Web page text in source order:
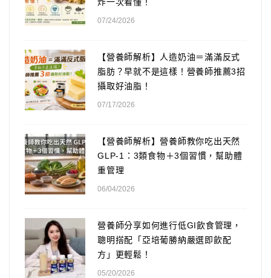
07/24/2026
【營養師解析】人造奶油＝滿滿反式
脂肪？早就不是這樣！營養師推薦3招
攝取好油脂！
07/17/2026
【營養師解析】營養師教你吃出天然
GLP-1：3類食物＋3個習慣，幫助體
重管理
06/04/2026
營養師分享如何進行低GI飲食管理，
聰明搭配「亞培葡勝納嚴選即飲配
方」更輕鬆！
05/20/2026